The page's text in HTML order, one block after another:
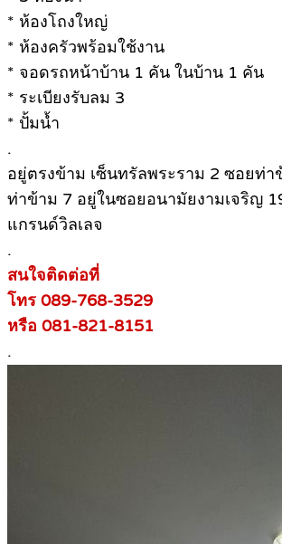
* ห้องโถงใหญ่
* ห้องครัวพร้อมใช้งาน
* จอดรถหน้าบ้าน 1 คัน ในบ้าน 1 คัน
* ระเบียงรับลม 3
* ปั้มน้ำ
.
อยู่ตรงข้าม เซ็นทรัลพระราม 2 ซอยท่า
ท่าข้าม 7 อยู่ในซอยอนามัยงามเจริญ
แกรนด์วิลเลจ
.
สนใจติดต่อที่
โทร 089-768-3529
หรือ 081-821-8151
.